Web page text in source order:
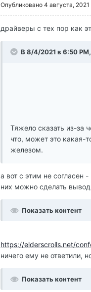
Опубликовано 4 августа, 2021
драйверы с тех пор как
В 8/4/2021 в 6:50
Тяжело сказать из-за
что, может это какая-
железом.
а вот с этим не согласен
них можно сделать
Показать контент
https://elderscrolls.net/
ничего ему не ответили,
Показать контент